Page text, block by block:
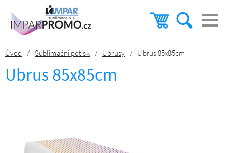
Úvod / Sublimační potisk / Ubrusy / Ubrus 85x85cm
Ubrus 85x85cm